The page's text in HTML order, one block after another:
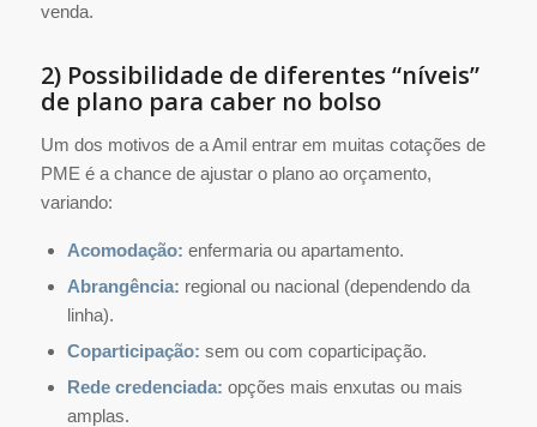
venda.
2) Possibilidade de diferentes “níveis”
de plano para caber no bolso
Um dos motivos de a Amil entrar em muitas cotações de
PME é a chance de ajustar o plano ao orçamento,
variando:
Acomodação: enfermaria ou apartamento.
Abrangência: regional ou nacional (dependendo da
linha).
Coparticipação: sem ou com coparticipação.
Rede credenciada: opções mais enxutas ou mais
amplas.